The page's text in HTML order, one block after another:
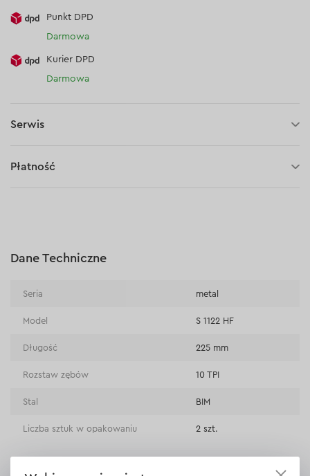
Punkt DPD
Darmowa
Kurier DPD
Darmowa
Serwis
Płatność
Płatność na rachunek bieżący (przelew tradycyjny)
Dane Techniczne
Seria metal
Model S 1122 HF
Długość 225 mm
Rozstaw zębów 10 TPI
Stal BIM
Liczba sztuk w opakowaniu 2 szt.